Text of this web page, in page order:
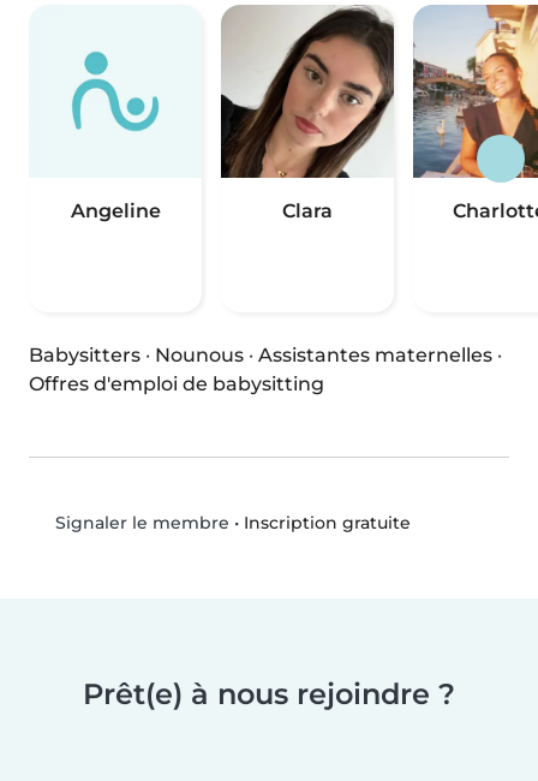
Angeline Clara
Babysitters · Nounous · Assistantes maternelles ·
Offres d'emploi de babysitting
Signaler le membre • Inscription gratuite
Prêt(e) à nous rejoindre ?